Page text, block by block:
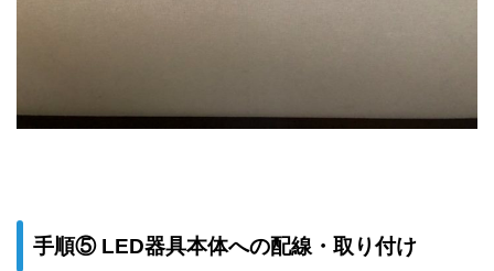
手順⑤ LED器具本体への配線・取り付け